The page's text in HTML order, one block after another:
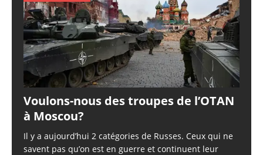
Voulons-nous des troupes de l’OTAN
à Moscou?
Il y a aujourd’hui 2 catégories de Russes. Ceux qui ne
savent pas qu’on est en guerre et continuent leur